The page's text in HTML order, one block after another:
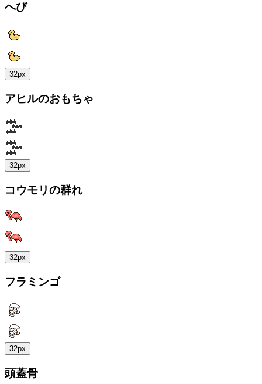
へび
32px
アヒルのおもちゃ
32px
コウモリの群れ
32px
フラミンゴ
32px
頭蓋骨